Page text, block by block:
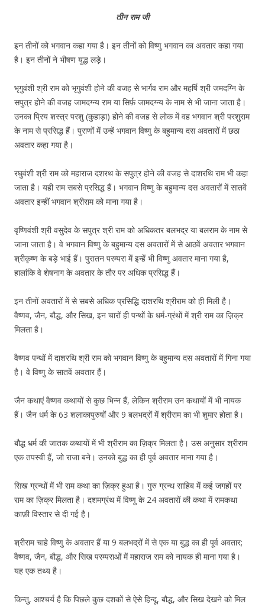
तीन राम जी
इन तीनों को भगवान कहा गया है। इन तीनों को विष्णु भगवान का अवतार कहा गया
है। इन तीनों ने भीषण युद्ध लड़े।
भृगुवंशी श्री राम को भृगुवंशी होने की वजह से भार्गव राम और महर्षि श्री जमदग्नि के
सपुत्र होने की वजह जामदग्न्य राम या सिर्फ़ जामदग्न्य के नाम से भी जाना जाता है।
उनका प्रिय शस्त्र परशु (कुहाड़ा) होने की वजह से लोक में वह भगवान श्री परशुराम
के नाम से प्रसिद्ध हैं। पुराणों में उन्हें भगवान विष्णु के बहुमान्य दस अवतारों में छठा
अवतार कहा गया है।
रघुवंशी श्री राम को महाराज दशरथ के सपुत्र होने की वजह से दाशरथि राम भी कहा
जाता है। यही राम सबसे प्रसिद्ध हैं। भगवान विष्णु के बहुमान्य दस अवतारों में सातवें
अवतार इन्हीं भगवान श्रीराम को माना गया है।
वृष्णिवंशी श्री वसुदेव के सपुत्र श्री राम को अधिकतर बलभद्र या बलराम के नाम से
जाना जाता है। वे भगवान विष्णु के बहुमान्य दस अवतारों में से आठवें अवतार भगवान
श्रीकृष्ण के बड़े भाई हैं। पुरातन परम्परा में इन्हें भी विष्णु अवतार माना गया है,
हालांकि वे शेषनाग के अवतार के तौर पर अधिक प्रसिद्ध हैं।
इन तीनों अवतारों में से सबसे अधिक प्रसिद्धि दाशरथि श्रीराम को ही मिली है।
वैष्णव, जैन, बौद्ध, और सिख, इन चारों ही पन्थों के धर्म-ग्रंथों में श्री राम का ज़िक्र
मिलता है।
वैष्णव पन्थों में दाशरथि श्री राम को भगवान विष्णु के बहुमान्य दस अवतारों में गिना गया
है। वे विष्णु के सातवें अवतार हैं।
जैन कथाएं वैष्णव कथायों से कुछ भिन्न हैं, लेकिन श्रीराम उन कथायों में भी नायक
हैं। जैन धर्म के 63 शलाकापुरुषों और 9 बलभद्रों में श्रीराम का भी शुमार होता है।
बौद्ध धर्म की जातक कथायों में भी श्रीराम का ज़िक्र मिलता है। उस अनुसार श्रीराम
एक तपस्वी हैं, जो राजा बने। उनको बुद्ध का ही पूर्व अवतार माना गया है।
सिख ग्रन्थों में भी राम कथा का ज़िक्र हुआ है। गुरु ग्रन्थ साहिब में कई जगहों पर
राम का ज़िक्र मिलता है। दशमग्रंथ में विष्णु के 24 अवतारों की कथा में रामकथा
काफ़ी विस्तार से दी गई है।
श्रीराम चाहे विष्णु के अवतार हैं या 9 बलभद्रों में से एक या बुद्ध का ही पूर्व अवतार;
वैष्णव, जैन, बौद्ध, और सिख परम्पराओं में महाराज राम को नायक ही माना गया है।
यह एक तथ्य है।
किन्तु, आश्चर्य है कि पिछले कुछ दशकों से ऐसे हिन्दू, बौद्ध, और सिख देखने को मिल